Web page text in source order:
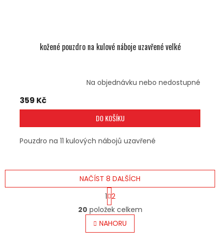
kožené pouzdro na kulové náboje uzavřené velké
Na objednávku nebo nedostupné
359 Kč
DO KOŠÍKU
Pouzdro na 11 kulových nábojů uzavřené
O
V
L
Á
NAČÍST 8 DALŠÍCH
S
T
R
Á
N
K
1 2
20 položek celkem
NAHORU